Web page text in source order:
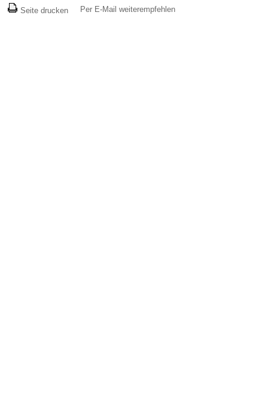
Seite drucken Per E-Mail weiterempfehlen